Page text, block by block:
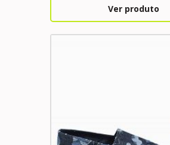
Ver produto